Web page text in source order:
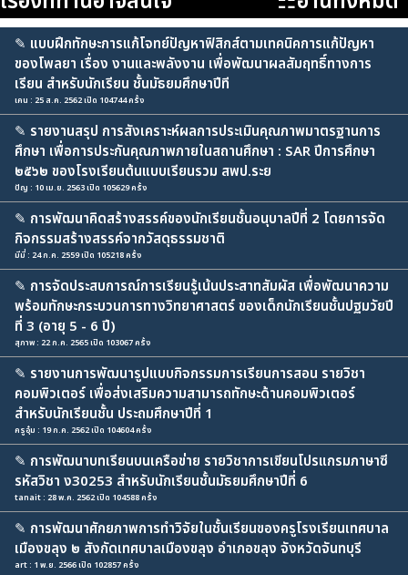
✎ แบบฝึกทักษะการแก้โจทย์ปัญหาฟิสิกส์ตามเทคนิคการแก้ปัญหา
ของโพลยา เรื่อง งานและพลังงาน เพื่อพัฒนาผลสัมฤทธิ์ทางการ
เรียน สำหรับนักเรียน ชั้นมัธยมศึกษาปีที
เคน : 25 ส.ค. 2562 เปิด 104744 ครั้ง
✎ รายงานสรุป การสังเคราะห์ผลการประเมินคุณภาพมาตรฐานการ
ศึกษา เพื่อการประกันคุณภาพภายในสถานศึกษา : SAR ปีการศึกษา
๒๕๖๒ ของโรงเรียนต้นแบบเรียนรวม สพป.ระย
ปัญ : 10 เม.ย. 2563 เปิด 105629 ครั้ง
✎ การพัฒนาคิดสร้างสรรค์ของนักเรียนชั้นอนุบาลปีที่ 2 โดยการจัด
กิจกรรมสร้างสรรค์จากวัสดุธรรมชาติ
มีมี่ : 24 ก.ค. 2559 เปิด 105218 ครั้ง
✎ การจัดประสบการณ์การเรียนรู้เน้นประสาทสัมผัส เพื่อพัฒนาความ
พร้อมทักษะกระบวนการทางวิทยาศาสตร์ ของเด็กนักเรียนชั้นปฐมวัยปี
ที่ 3 (อายุ 5 - 6 ปี)
สุภาพ : 22 ก.ค. 2565 เปิด 103067 ครั้ง
✎ รายงานการพัฒนารูปแบบกิจกรรมการเรียนการสอน รายวิชา
คอมพิวเตอร์ เพื่อส่งเสริมความสามารถทักษะด้านคอมพิวเตอร์
สำหรับนักเรียนชั้น ประถมศึกษาปีที่ 1
ครูอุ๋ม : 19 ก.ค. 2562 เปิด 104604 ครั้ง
✎ การพัฒนาบทเรียนบนเครือข่าย รายวิชาการเขียนโปรแกรมภาษาซี
รหัสวิชา ง30253 สำหรับนักเรียนชั้นมัธยมศึกษาปีที่ 6
tanait : 28 พ.ค. 2562 เปิด 104588 ครั้ง
✎ การพัฒนาศักยภาพการทำวิจัยในชั้นเรียนของครูโรงเรียนเทศบาล
เมืองขลุง ๒ สังกัดเทศบาลเมืองขลุง อำเภอขลุง จังหวัดจันทบุรี
art : 1 พ.ย. 2566 เปิด 102857 ครั้ง